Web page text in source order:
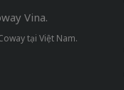
Vina.
tại Việt Nam.